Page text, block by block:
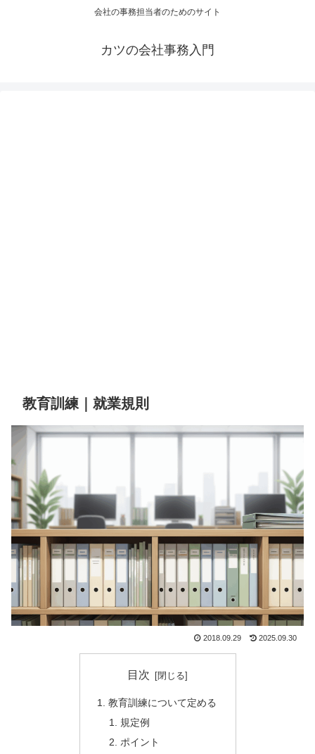
会社の事務担当者のためのサイト
カツの会社事務入門
教育訓練｜就業規則
2018.09.29 2025.09.30
目次
教育訓練について定める
規定例
ポイント